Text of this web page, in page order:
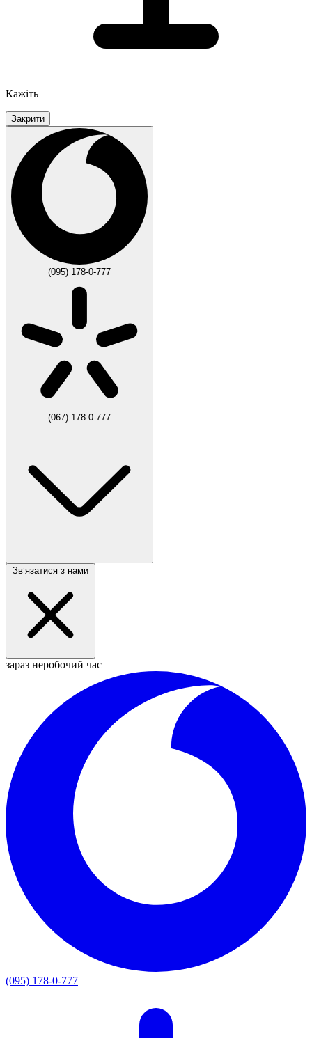
Кажіть
Закрити
(095) 178-0-777
(067) 178-0-777
Звʼязатися з нами
зараз неробочий час
(095) 178-0-777